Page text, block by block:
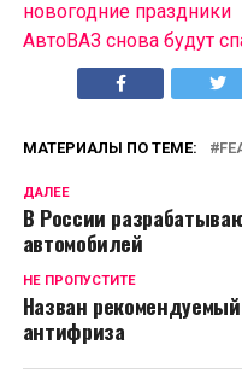
новогодние праздники
АвтоВАЗ снова будут
МАТЕРИАЛЫ ПО ТЕМЕ:
ДАЛЕЕ
В России
автомобилей
НЕ ПРОПУСТИТЕ
Назван
антифриза